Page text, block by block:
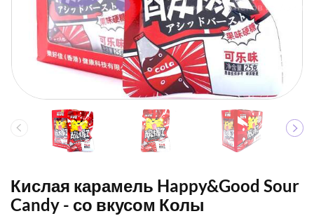
Кислая карамель Happy&Good Sour
Candy - со вкусом Колы